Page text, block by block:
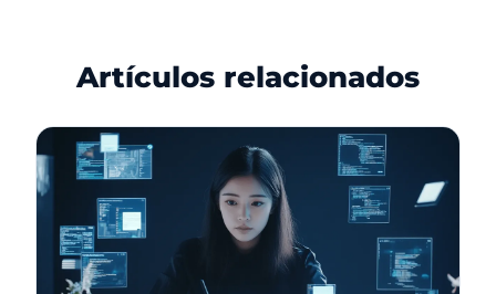
Artículos relacionados